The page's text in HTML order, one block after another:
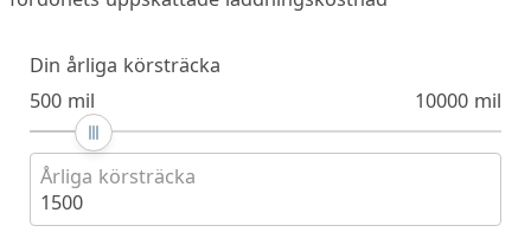
Din årliga körsträcka
500 mil
10000 mil
Årliga körsträcka
1500